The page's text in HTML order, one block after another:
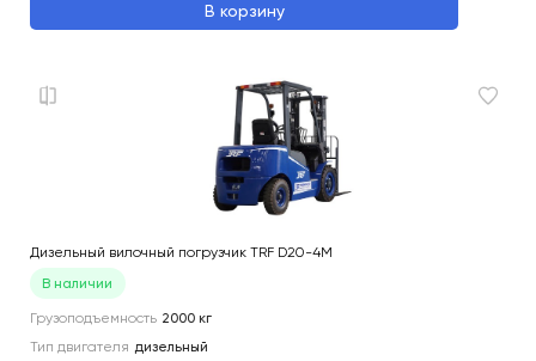
В корзину
Дизельный вилочный погрузчик TRF D20-4M
В наличии
Грузоподъемность 2000 кг
Тип двигателя дизельный